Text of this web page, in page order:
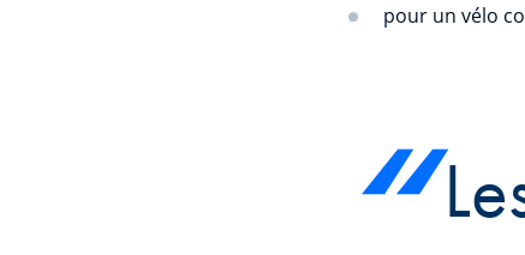
pour un vélo